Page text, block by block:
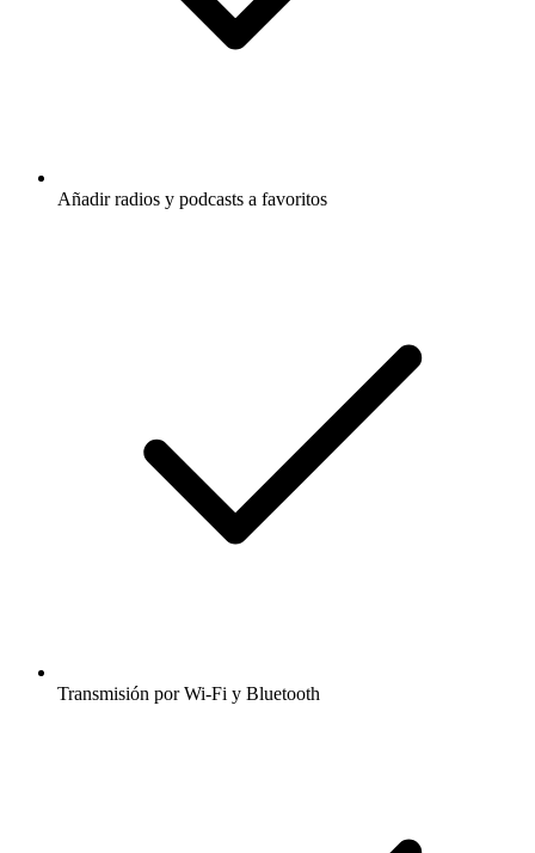
Añadir radios y podcasts a favoritos
Transmisión por Wi-Fi y Bluetooth